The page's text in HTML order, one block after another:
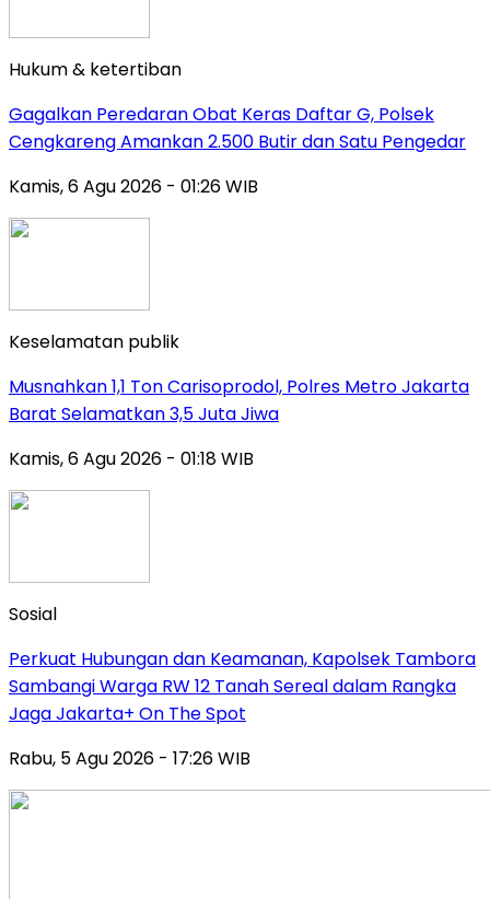
Hukum & ketertiban
Gagalkan Peredaran Obat Keras Daftar G, Polsek
Cengkareng Amankan 2.500 Butir dan Satu Pengedar
Kamis, 6 Agu 2026 - 01:26 WIB
Keselamatan publik
Musnahkan 1,1 Ton Carisoprodol, Polres Metro Jakarta
Barat Selamatkan 3,5 Juta Jiwa
Kamis, 6 Agu 2026 - 01:18 WIB
Sosial
Perkuat Hubungan dan Keamanan, Kapolsek Tambora
Sambangi Warga RW 12 Tanah Sereal dalam Rangka
Jaga Jakarta+ On The Spot
Rabu, 5 Agu 2026 - 17:26 WIB